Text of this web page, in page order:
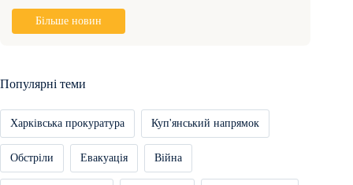
Більше новин
Популярні теми
Харківська прокуратура Куп'янський напрямок
Обстріли Евакуація Війна